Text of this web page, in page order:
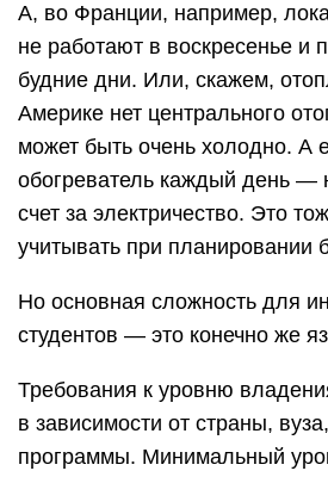
А, во Франции, например,
не работают в воскресенье и
будние дни. Или, скажем,
Америке нет центрального
может быть очень холодно. А
обогреватель каждый день —
счет за электричество. Это
учитывать при планировании
Но основная сложность для
студентов — это конечно же
Требования к уровню
в зависимости от страны,
программы. Минимальный